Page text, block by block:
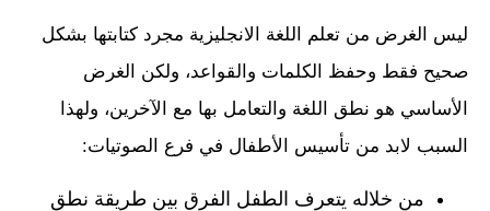
ليس الغرض من تعلم اللغة الانجليزية مجرد كتابتها بشكل
صحيح فقط وحفظ الكلمات والقواعد، ولكن الغرض
الأساسي هو نطق اللغة والتعامل بها مع الآخرين، ولهذا
السبب لابد من تأسيس الأطفال في فرع الصوتيات:
من خلاله يتعرف الطفل الفرق بين طريقة نطق